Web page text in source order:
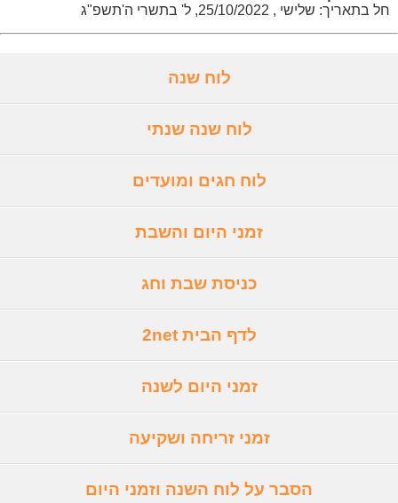
חל בתאריך: שלישי , 25/10/2022, ל' בתשרי ה'תשפ"ג
לוח שנה
לוח שנה שנתי
לוח חגים ומועדים
זמני היום והשבת
כניסת שבת וחג
לדף הבית 2net
זמני היום לשנה
זמני זריחה ושקיעה
הסבר על לוח השנה וזמני היום